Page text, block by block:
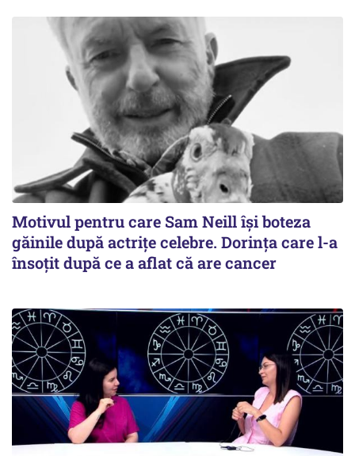
Motivul pentru care Sam Neill își boteza
găinile după actrițe celebre. Dorința care l-a
însoțit după ce a aflat că are cancer